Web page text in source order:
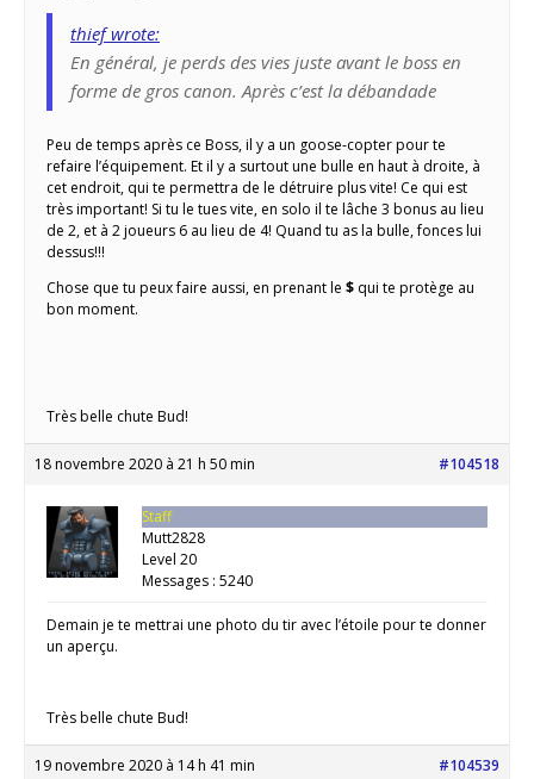
thief wrote:
En général, je perds des vies juste avant le boss en
forme de gros canon. Après c’est la débandade
Peu de temps après ce Boss, il y a un goose-copter pour te
refaire l’équipement. Et il y a surtout une bulle en haut à droite, à
cet endroit, qui te permettra de le détruire plus vite! Ce qui est
très important! Si tu le tues vite, en solo il te lâche 3 bonus au lieu
de 2, et à 2 joueurs 6 au lieu de 4! Quand tu as la bulle, fonces lui
dessus!!!
Chose que tu peux faire aussi, en prenant le $ qui te protège au
bon moment.
Très belle chute Bud!
18 novembre 2020 à 21 h 50 min #104518
Staff
Mutt2828
Level 20
Messages : 5240
Demain je te mettrai une photo du tir avec l’étoile pour te donner
un aperçu.
Très belle chute Bud!
19 novembre 2020 à 14 h 41 min #104539